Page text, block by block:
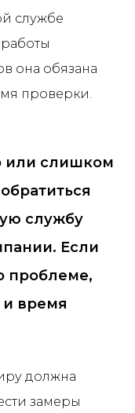
службе
она обязана
проверки.
или слишком
службу
Если
проблеме,
и время
должна
замеры